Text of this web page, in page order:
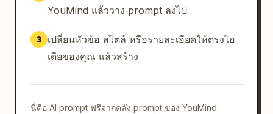
YouMind แล้ววาง prompt ลงไป
3
เปลี่ยนหัวข้อ สไตล์ หรือรายละเอียดให้ตรงไอ
เดียของคุณ แล้วสร้าง
นี่คือ AI prompt ฟรีจากคลัง prompt ของ YouMind